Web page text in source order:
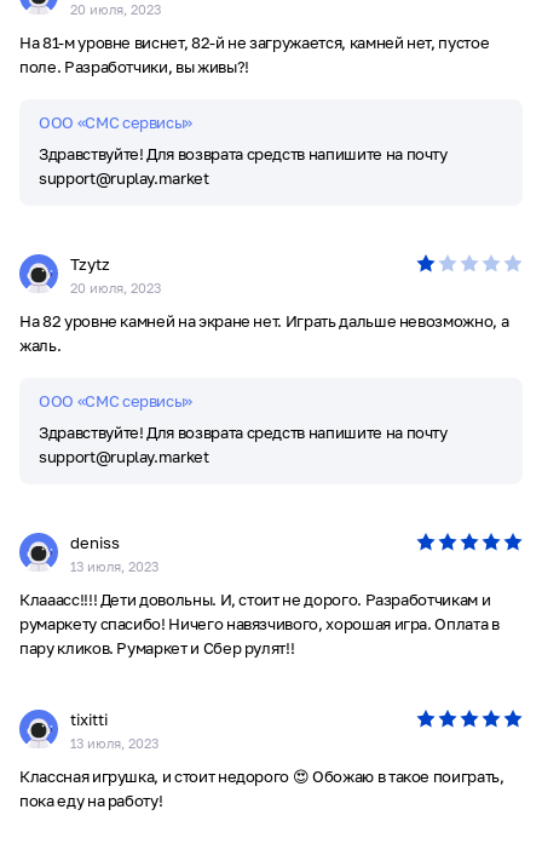
20 июля, 2023
На 81-м уровне виснет, 82-й не загружается, камней нет, пустое
поле. Разработчики, вы живы?!
ООО «СМС сервисы»
Здравствуйте! Для возврата средств напишите на почту
support@ruplay.market
Tzytz
20 июля, 2023
На 82 уровне камней на экране нет. Играть дальше невозможно, а
жаль.
ООО «СМС сервисы»
Здравствуйте! Для возврата средств напишите на почту
support@ruplay.market
deniss
13 июля, 2023
Клааасс!!!! Дети довольны. И, стоит не дорого. Разработчикам и
румаркету спасибо! Ничего навязчивого, хорошая игра. Оплата в
пару кликов. Румаркет и Сбер рулят!!
tixitti
13 июля, 2023
Классная игрушка, и стоит недорого 😍 Обожаю в такое поиграть,
пока еду на работу!